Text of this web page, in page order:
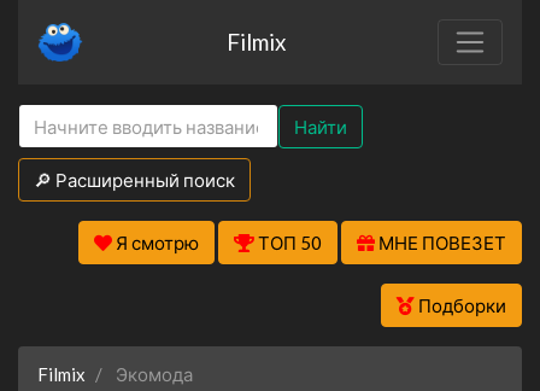
Filmix
Найти
🔎 Расширенный поиск
Я смотрю ТОП 50 МНЕ ПОВЕЗЕТ
Подборки
Filmix Экомода